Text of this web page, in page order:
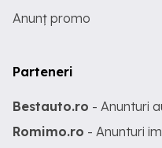
Anunț promo
Parteneri
Bestauto.ro - Anunturi
Romimo.ro - Anunturi